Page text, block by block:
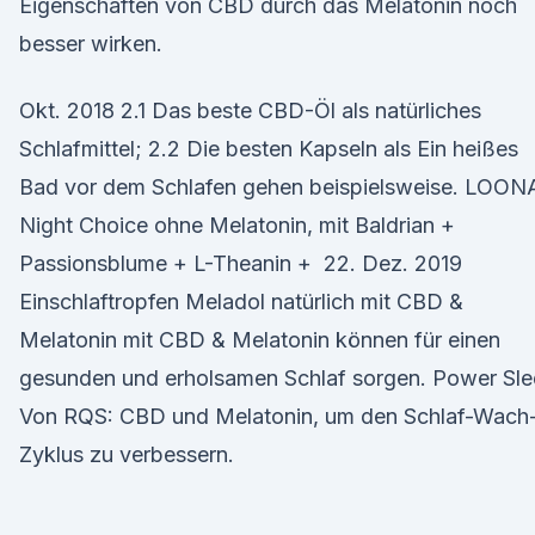
Eigenschaften von CBD durch das Melatonin noch
besser wirken.
Okt. 2018 2.1 Das beste CBD-Öl als natürliches
Schlafmittel; 2.2 Die besten Kapseln als Ein heißes
Bad vor dem Schlafen gehen beispielsweise.
Night Choice ohne Melatonin, mit Baldrian +
Passionsblume + L-Theanin + 22. Dez. 2019
Einschlaftropfen Meladol natürlich mit CBD &
Melatonin mit CBD & Melatonin können für einen
gesunden und erholsamen Schlaf sorgen. Power
Von RQS: CBD und Melatonin, um den Schlaf-
Zyklus zu verbessern.